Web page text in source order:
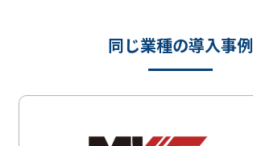
同じ業種の導入事例